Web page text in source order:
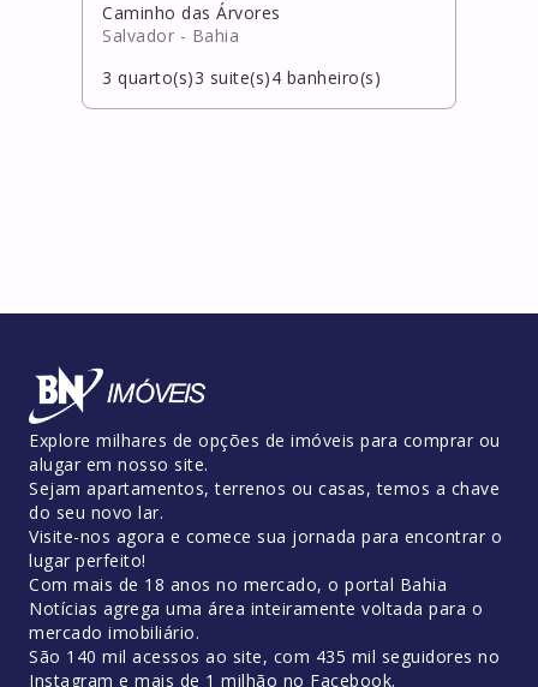
Caminho das Árvores
Salvador - Bahia
3 quarto(s)3 suite(s)4 banheiro(s)
Explore milhares de opções de imóveis para comprar ou
alugar em nosso site.
Sejam apartamentos, terrenos ou casas, temos a chave
do seu novo lar.
Visite-nos agora e comece sua jornada para encontrar o
lugar perfeito!
Com mais de 18 anos no mercado, o portal Bahia
Notícias agrega uma área inteiramente voltada para o
mercado imobiliário.
São 140 mil acessos ao site, com 435 mil seguidores no
Instagram e mais de 1 milhão no Facebook.